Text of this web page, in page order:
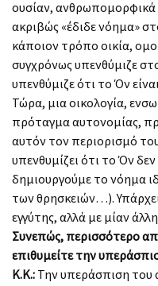
ουσίαν, ανθρωπομορφικά
ακριβώς «έδιδε νόημα»
κάποιον τρόπο οικία,
συγχρόνως υπενθύμιζε
υπενθύμιζε ότι το Όν
Τώρα, μια οικολογία,
πρόταγμα αυτονομίας,
αυτόν τον περιορισμό
υπενθυμίζει ότι το Όν
δημιουργούμε το νόημα
των θρησκειών…).
εγγύτης, αλλά με μίαν
Συνεπώς, περισσότερο
επιθυμείτε την
Κ.Κ.: Την υπεράσπιση του